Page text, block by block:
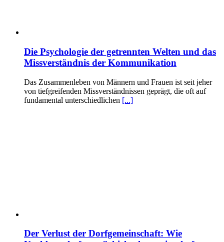
Die Psychologie der getrennten Welten und das
Missverständnis der Kommunikation
Das Zusammenleben von Männern und Frauen ist seit jeher
von tiefgreifenden Missverständnissen geprägt, die oft auf
fundamental unterschiedlichen [...]
Der Verlust der Dorfgemeinschaft: Wie